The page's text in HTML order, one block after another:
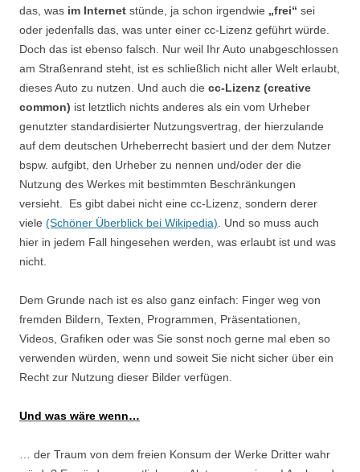
das, was im Internet stünde, ja schon irgendwie „frei“ sei
oder jedenfalls das, was unter einer cc-Lizenz geführt würde.
Doch das ist ebenso falsch. Nur weil Ihr Auto unabgeschlossen
am Straßenrand steht, ist es schließlich nicht aller Welt erlaubt,
dieses Auto zu nutzen. Und auch die cc-Lizenz (creative
common) ist letztlich nichts anderes als ein vom Urheber
genutzter standardisierter Nutzungsvertrag, der hierzulande
auf dem deutschen Urheberrecht basiert und der dem Nutzer
bspw. aufgibt, den Urheber zu nennen und/oder der die
Nutzung des Werkes mit bestimmten Beschränkungen
versieht. Es gibt dabei nicht eine cc-Lizenz, sondern derer
viele (Schöner Überblick bei Wikipedia) . Und so muss auch
hier in jedem Fall hingesehen werden, was erlaubt ist und was
nicht.
Dem Grunde nach ist es also ganz einfach: Finger weg von
fremden Bildern, Texten, Programmen, Präsentationen,
Videos, Grafiken oder was Sie sonst noch gerne mal eben so
verwenden würden, wenn und soweit Sie nicht sicher über ein
Recht zur Nutzung dieser Bilder verfügen.
Und was wäre wenn…
… der Traum von dem freien Konsum der Werke Dritter wahr